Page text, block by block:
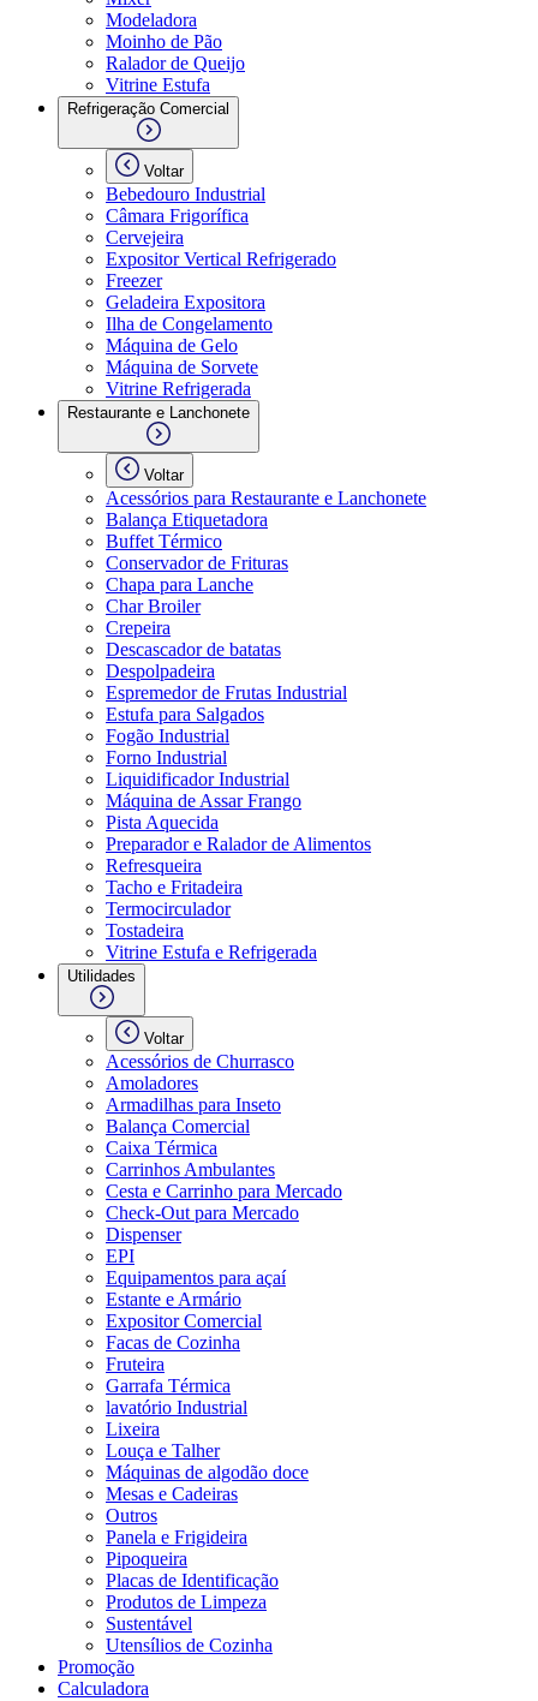
Modeladora
Moinho de Pão
Ralador de Queijo
Vitrine Estufa
Refrigeração Comercial
Voltar
Bebedouro Industrial
Câmara Frigorífica
Cervejeira
Expositor Vertical Refrigerado
Freezer
Geladeira Expositora
Ilha de Congelamento
Máquina de Gelo
Máquina de Sorvete
Vitrine Refrigerada
Restaurante e Lanchonete
Voltar
Acessórios para Restaurante e Lanchonete
Balança Etiquetadora
Buffet Térmico
Conservador de Frituras
Chapa para Lanche
Char Broiler
Crepeira
Descascador de batatas
Despolpadeira
Espremedor de Frutas Industrial
Estufa para Salgados
Fogão Industrial
Forno Industrial
Liquidificador Industrial
Máquina de Assar Frango
Pista Aquecida
Preparador e Ralador de Alimentos
Refresqueira
Tacho e Fritadeira
Termocirculador
Tostadeira
Vitrine Estufa e Refrigerada
Utilidades
Voltar
Acessórios de Churrasco
Amoladores
Armadilhas para Inseto
Balança Comercial
Caixa Térmica
Carrinhos Ambulantes
Cesta e Carrinho para Mercado
Check-Out para Mercado
Dispenser
EPI
Equipamentos para açaí
Estante e Armário
Expositor Comercial
Facas de Cozinha
Fruteira
Garrafa Térmica
lavatório Industrial
Lixeira
Louça e Talher
Máquinas de algodão doce
Mesas e Cadeiras
Outros
Panela e Frigideira
Pipoqueira
Placas de Identificação
Produtos de Limpeza
Sustentável
Utensílios de Cozinha
Promoção
Calculadora